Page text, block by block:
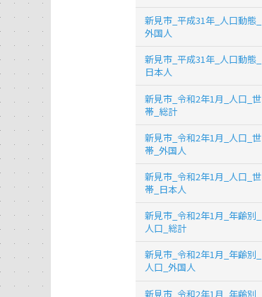
新見市_平成31年_人口動態_
外国人
新見市_平成31年_人口動態_
日本人
新見市_令和2年1月_人口_世
帯_総計
新見市_令和2年1月_人口_世
帯_外国人
新見市_令和2年1月_人口_世
帯_日本人
新見市_令和2年1月_年齢別_
人口_総計
新見市_令和2年1月_年齢別_
人口_外国人
新見市_令和2年1月_年齢別_